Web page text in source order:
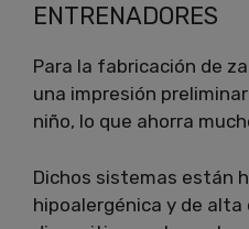
ENTRENADORES
Para la fabricación de
una impresión
niño, lo que ahorra
Dichos sistemas están
hipoalergénica y de alta